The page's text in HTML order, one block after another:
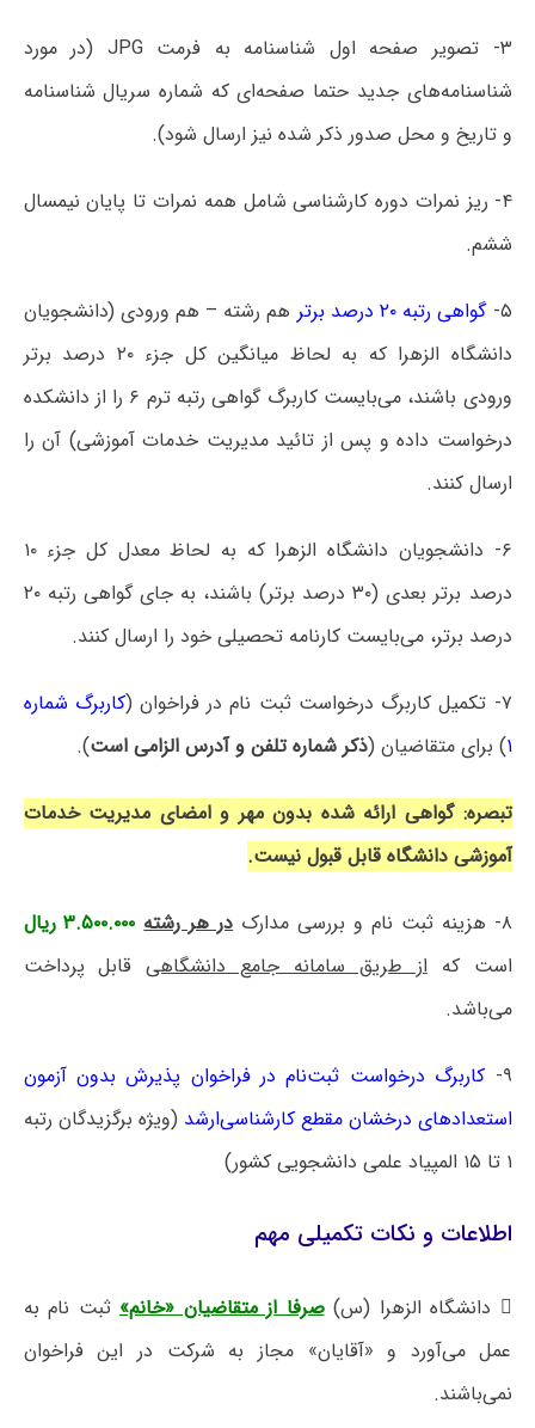
۳- تصویر صفحه اول شناسنامه به فرمت JPG (در مورد
شناسنامه‌های جدید حتما صفحه‌ای که شماره سریال شناسنامه
و تاریخ و محل صدور ذکر شده نیز ارسال شود).
۴- ریز نمرات دوره کارشناسی شامل همه نمرات تا پایان نیمسال
ششم.
۵- گواهی رتبه ۲۰ درصد برتر
هم رشته – هم ورودی (دانشجویان
دانشگاه الزهرا که به لحاظ میانگین کل جزء ۲۰ درصد برتر
ورودی باشند، می‌بایست کاربرگ گواهی رتبه ترم ۶ را از دانشکده
درخواست داده و پس از تائید مدیریت خدمات آموزشی) آن را
ارسال کنند.
۶- دانشجویان دانشگاه الزهرا که به لحاظ معدل کل جزء ۱۰
درصد برتر بعدی (۳۰ درصد برتر) باشند، به جای گواهی رتبه ۲۰
درصد برتر، می‌بایست کارنامه تحصیلی خود را ارسال کنند.
۷- تکمیل کاربرگ درخواست ثبت نام در فراخوان (
کاربرگ شماره
۱) برای متقاضیان (ذکر شماره تلفن و آدرس الزامی است).
تبصره: گواهی ارائه شده بدون مهر و امضای مدیریت خدمات
آموزشی دانشگاه قابل قبول نیست.
۸- هزینه ثبت نام و بررسی مدارک در هر رشته ۳.۵۰۰.۰۰۰ ریال
است کهاز طریق سامانه جامع دانشگاهیقابل پرداخت
می‌باشد.
۹-
کاربرگ درخواست ثبت‌نام در فراخوان پذیرش بدون آزمون
استعدادهای درخشان مقطع کارشناسی‌ارشد (ویژه برگزیدگان رتبه
۱ تا ۱۵ المپیاد علمی دانشجویی کشور)
اطلاعات و نکات تکمیلی مهم
 دانشگاه الزهرا (س) صرفا از متقاضیان «خانم» ثبت نام به
عمل می‌آورد و «آقایان» مجاز به شرکت در این فراخوان
نمی‌باشند.